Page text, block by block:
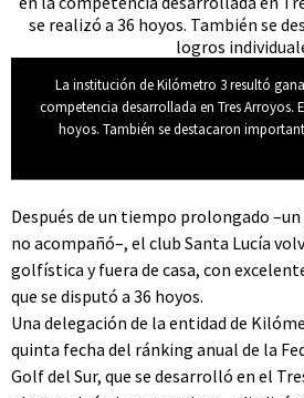
La institución de Kilómetro 3 resultó
competencia desarrollada en Tres Arroyos.
hoyos. También se destacaron
Después de un tiempo prolongado
no acompañó–, el club Santa Lucía
golfística y fuera de casa, con
que se disputó a 36 hoyos.
Una delegación de la entidad de
quinta fecha del ránking anual de la
Golf del Sur, que se desarrolló en el